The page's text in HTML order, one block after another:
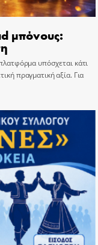
μπόνους:
υπόσχεται κάτι
πραγματική αξία. Για